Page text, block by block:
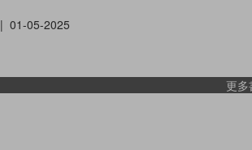
| 01-05-2025
更多